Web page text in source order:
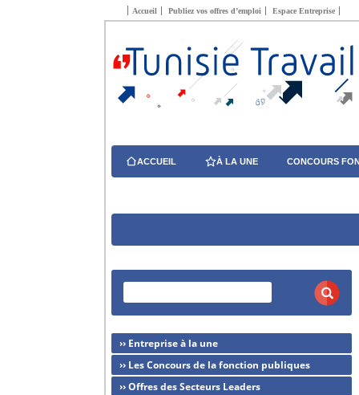
Accueil Publiez vos offres d’emploi Espace Entreprise
ACCUEIL À LA UNE CONCOURS
›› Entreprise à la une
›› Les Concours de la fonction publiques
›› Offres des Secteurs Leaders